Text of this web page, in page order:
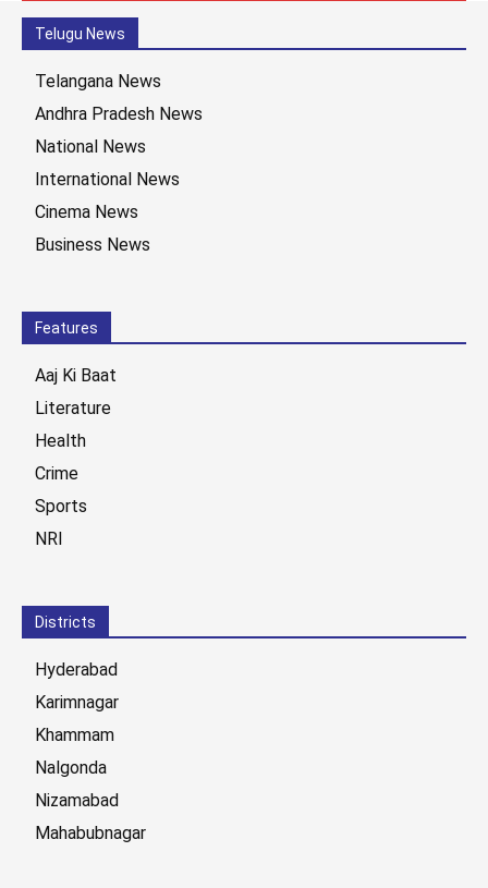
Telugu News
Telangana News
Andhra Pradesh News
National News
International News
Cinema News
Business News
Features
Aaj Ki Baat
Literature
Health
Crime
Sports
NRI
Districts
Hyderabad
Karimnagar
Khammam
Nalgonda
Nizamabad
Mahabubnagar